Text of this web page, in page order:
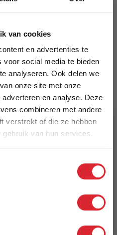
van cookies
en advertenties te
voor social media te bieden
analyseren. Ook delen we
onze site met onze
en analyse. Deze
combineren met andere
verstrekt of die ze hebben
van hun services.
doek, geen chemische